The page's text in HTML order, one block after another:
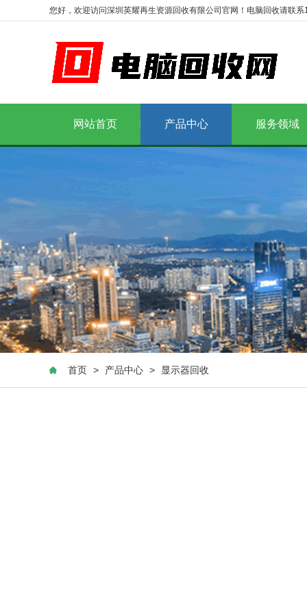
您好，欢迎访问深圳英耀再生资源回收有限公司官网！电脑回收请联
网站首页 产品中心 服务领域
首页 > 产品中心 > 显示器回收